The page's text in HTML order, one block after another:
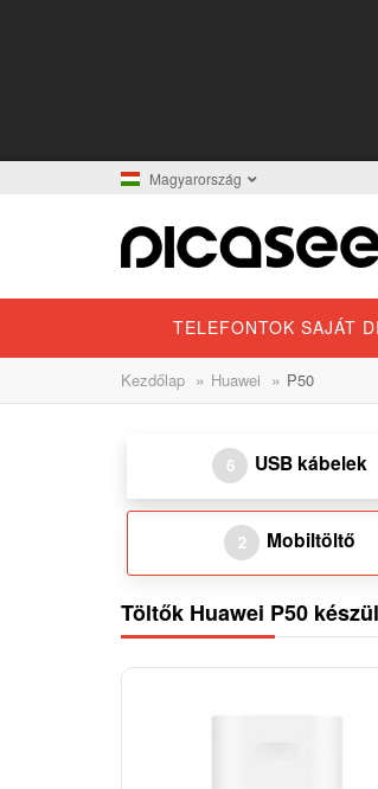
Magyarország
TELEFONTOK SAJÁT
Kezdőlap » Huawei » P50
6 USB kábelek
2 Mobiltöltő
Töltők Huawei P50